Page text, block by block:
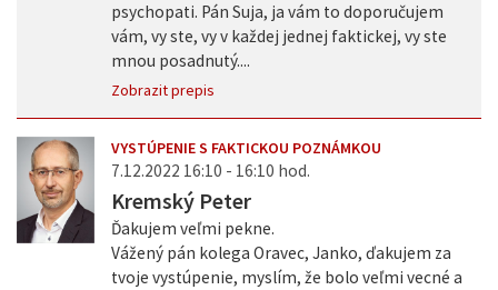
psychopati. Pán Suja, ja vám to doporučujem
vám, vy ste, vy v každej jednej faktickej, vy ste
mnou posadnutý....
Zobrazit prepis
VYSTÚPENIE S FAKTICKOU POZNÁMKOU
7.12.2022 16:10 - 16:10 hod.
Kremský Peter
Ďakujem veľmi pekne.
Vážený pán kolega Oravec, Janko, ďakujem za
tvoje vystúpenie, myslím, že bolo veľmi vecné a